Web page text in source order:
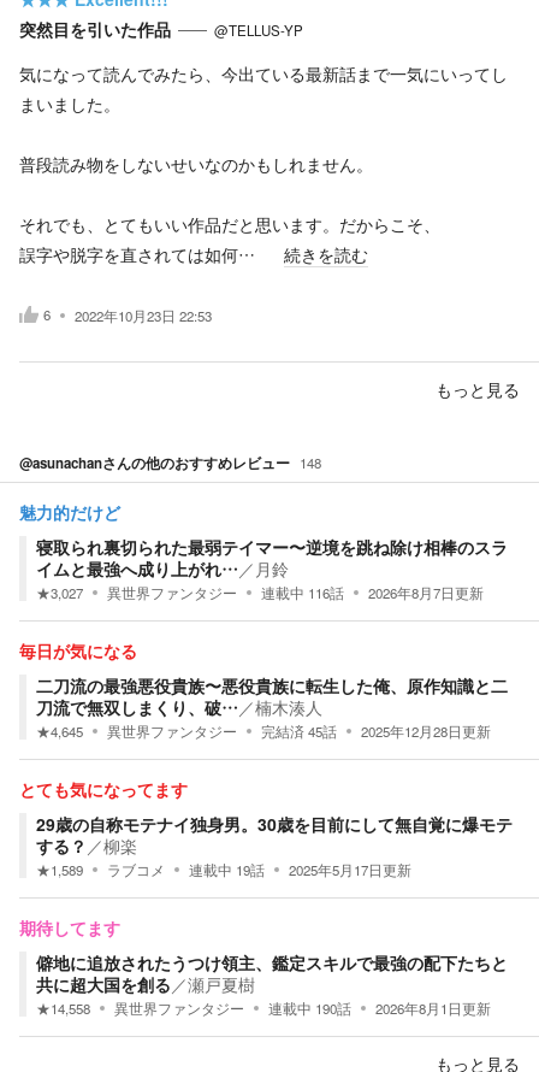
突然目を引いた作品
@TELLUS-YP
気になって読んでみたら、今出ている最新話まで一気にいってし
まいました。
普段読み物をしないせいなのかもしれません。
それでも、とてもいい作品だと思います。だからこそ、
誤字や脱字を直されては如何…
続きを読む
6 2022年10月23日 22:53
もっと見る
@asunachanさんの他のおすすめレビュー 148
魅力的だけど
寝取られ裏切られた最弱テイマー〜逆境を跳ね除け相棒のスラ
イムと最強へ成り上がれ… ／ 月鈴
★3,027 異世界ファンタジー 連載中 116話 2026年8月7日更新
毎日が気になる
二刀流の最強悪役貴族〜悪役貴族に転生した俺、原作知識と二
刀流で無双しまくり、破… ／楠木湊人
★4,645 異世界ファンタジー 完結済45話 2025年12月28日更新
とても気になってます
29歳の自称モテナイ独身男。30歳を目前にして無自覚に爆モテ
する？ ／柳楽
★1,589 ラブコメ 連載中 19話 2025年5月17日更新
期待してます
僻地に追放されたうつけ領主、鑑定スキルで最強の配下たちと
共に超大国を創る ／瀬戸夏樹
★14,558 異世界ファンタジー 連載中 190話 2026年8月1日更新
もっと見る